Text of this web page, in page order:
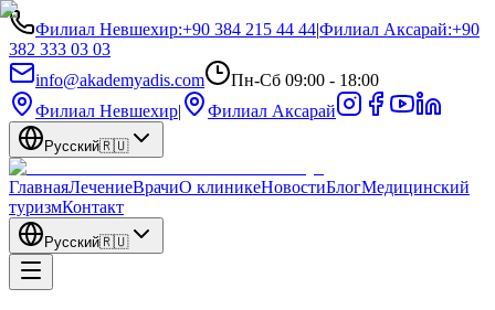
Филиал Невшехир:+90 384 215 44 44|Филиал Аксарай:+90
382 333 03 03
info@akademyadis.com
Пн-Сб 09:00 - 18:00
Филиал Невшехир| Филиал Аксарай
Русский🇷🇺
ГлавнаяЛечениеВрачиО клиникеНовостиБлогМедицинский
туризмКонтакт
Русский🇷🇺